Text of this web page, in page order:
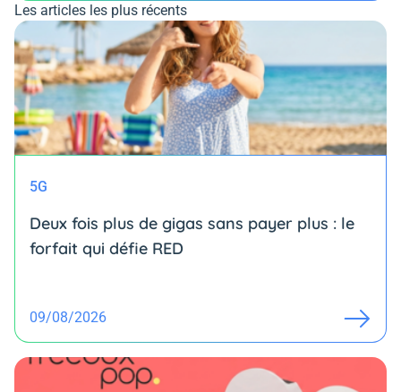
Les articles les plus récents
5G
Deux fois plus de gigas sans payer plus : le
forfait qui défie RED
09/08/2026